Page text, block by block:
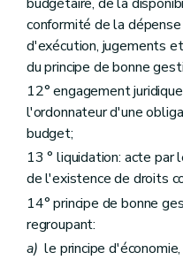
Chapitre Ier
Art.79
ChapitreII
Art.80
81
Art.82
Art.83
Art.
85
Art.86
TitreII
Dispositions
Art.87
Art.
Art.
TitreIII
Dispositions
conformité de la
d'exécution, jugements
du principe de bonne
12° engagement
l'ordonnateur d'une
budget;
13 ° liquidation: acte par
de l'existence de droits
14° principe de bonne
regroupant:
a) le principe